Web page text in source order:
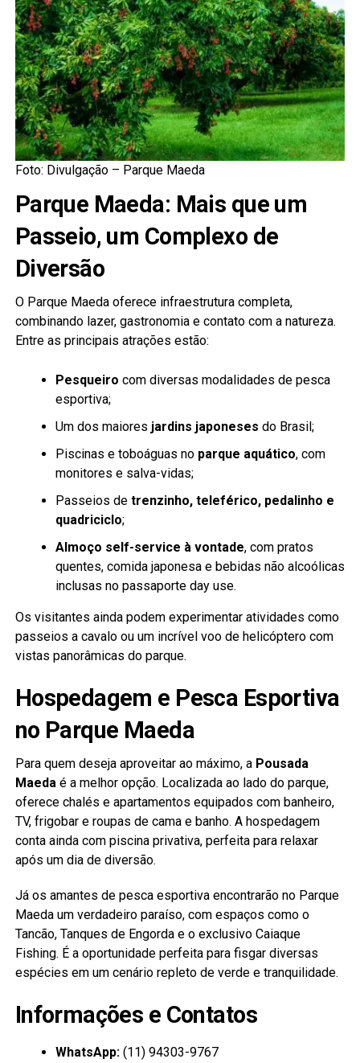
Foto: Divulgação – Parque Maeda
Parque Maeda: Mais que um
Passeio, um Complexo de
Diversão
O Parque Maeda oferece infraestrutura completa,
combinando lazer, gastronomia e contato com a natureza.
Entre as principais atrações estão:
Pesqueiro com diversas modalidades de pesca
esportiva;
Um dos maiores jardins japoneses do Brasil;
Piscinas e toboáguas no parque aquático, com
monitores e salva-vidas;
Passeios de trenzinho, teleférico, pedalinho e
quadriciclo;
Almoço self-service à vontade, com pratos
quentes, comida japonesa e bebidas não alcoólicas
inclusas no passaporte day use.
Os visitantes ainda podem experimentar atividades como
passeios a cavalo ou um incrível voo de helicóptero com
vistas panorâmicas do parque.
Hospedagem e Pesca Esportiva
no Parque Maeda
Para quem deseja aproveitar ao máximo, a Pousada
Maeda é a melhor opção. Localizada ao lado do parque,
oferece chalés e apartamentos equipados com banheiro,
TV, frigobar e roupas de cama e banho. A hospedagem
conta ainda com piscina privativa, perfeita para relaxar
após um dia de diversão.
Já os amantes de pesca esportiva encontrarão no Parque
Maeda um verdadeiro paraíso, com espaços como o
Tancão, Tanques de Engorda e o exclusivo Caiaque
Fishing. É a oportunidade perfeita para fisgar diversas
espécies em um cenário repleto de verde e tranquilidade.
Informações e Contatos
WhatsApp:(11) 94303-9767